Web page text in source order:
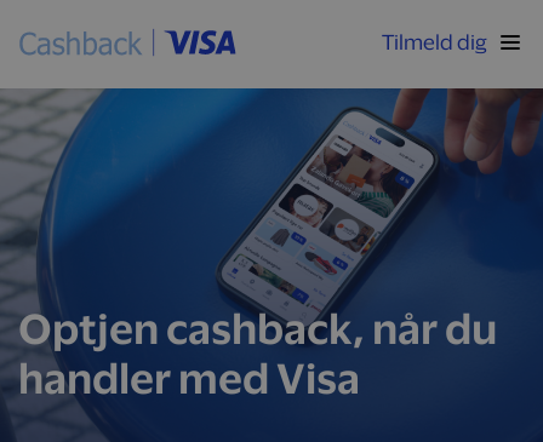
Tilmeld dig
Optjen cashback, når du
handler med Visa